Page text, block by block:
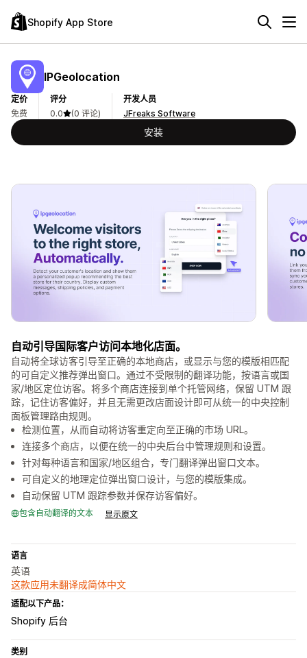
Shopify App Store
IPGeolocation
定价
免费
评分
0.0
(0 评论)
开发人员
JFreaks Software
安装
自动引导国际客户访问本地化店面。
自动将全球访客引导至正确的本地商店，或显示与您的模版相匹配
的可自定义推荐弹出窗口。通过不受限制的翻译功能，按语言或国
家/地区定位访客。将多个商店连接到单个托管网络，保留 UTM 跟
踪，记住访客偏好，并且无需更改店面设计即可从统一的中央控制
面板管理路由规则。
检测位置，从而自动将访客重定向至正确的市场 URL。
连接多个商店，以便在统一的中央后台中管理规则和设置。
针对每种语言和国家/地区组合，专门翻译弹出窗口文本。
可自定义的地理定位弹出窗口设计，与您的模版集成。
自动保留 UTM 跟踪参数并保存访客偏好。
包含自动翻译的文本 显示原文
语言
英语
这款应用未翻译成简体中文
适配以下产品：
Shopify 后台
类别